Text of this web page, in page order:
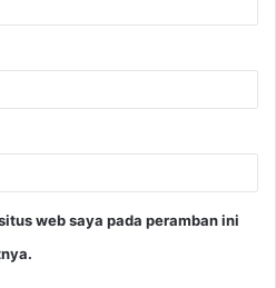
web saya pada peramban ini